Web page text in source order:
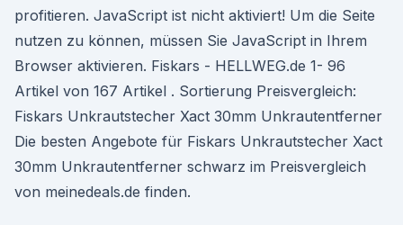
profitieren. JavaScript ist nicht aktiviert! Um die Seite
nutzen zu können, müssen Sie JavaScript in Ihrem
Browser aktivieren. Fiskars - HELLWEG.de 1- 96
Artikel von 167 Artikel . Sortierung Preisvergleich:
Fiskars Unkrautstecher Xact 30mm Unkrautentferner
Die besten Angebote für Fiskars Unkrautstecher Xact
30mm Unkrautentferner schwarz im Preisvergleich
von meinedeals.de finden.